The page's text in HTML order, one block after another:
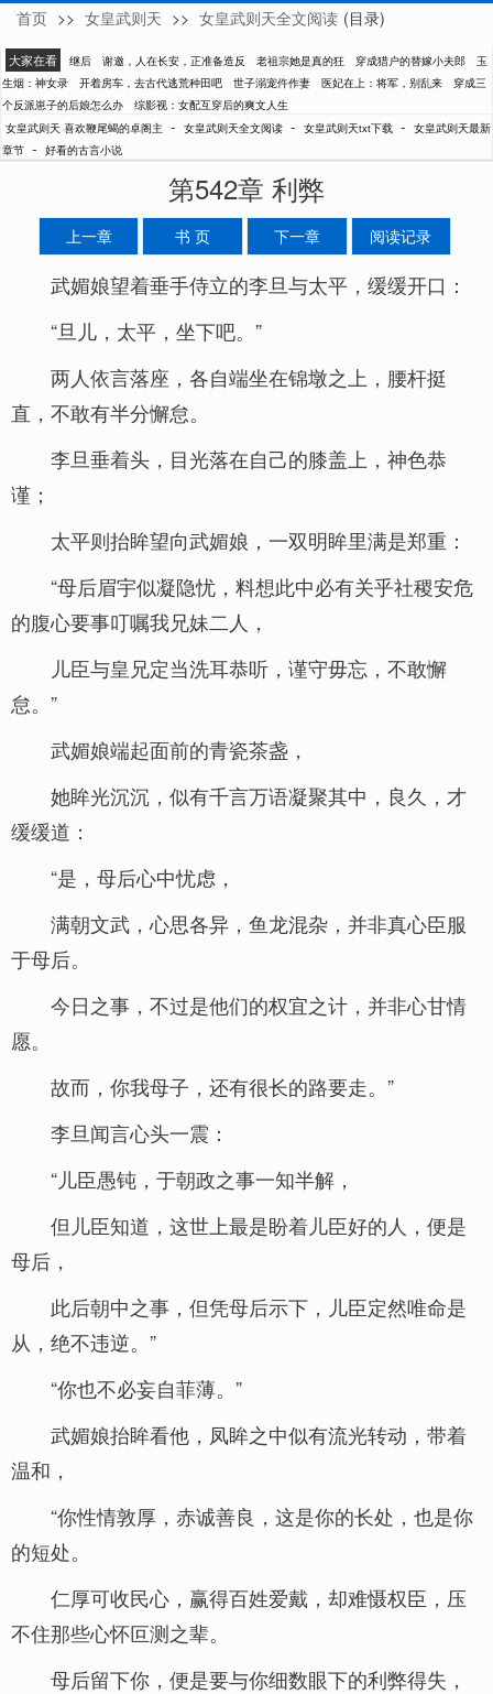
喜欢鞭尾蝎的卓阁主
首页 >> 女皇武则天 >> 女皇武则天全文阅读 (目录)
大家在看 继后 谢邀，人在长安，正准备造反 老祖宗她是真的狂 穿成猎户的替嫁小夫郎
玉
生烟：神女录
开着房车，去古代逃荒种田吧 世子溺宠仵作妻 医妃在上：将军，别乱来
穿成三
个反派崽子的后娘怎么办
综影视：女配互穿后的爽文人生
女皇武则天 喜欢鞭尾蝎的卓阁主 - 女皇武则天全文阅读 - 女皇武则天txt下载 - 女皇武则天最新
章节 - 好看的古言小说
第542章 利弊
上一章 书 页 下一章 阅读记录
武媚娘望着垂手侍立的李旦与太平，缓缓开口：
“旦儿，太平，坐下吧。”
两人依言落座，各自端坐在锦墩之上，腰杆挺
直，不敢有半分懈怠。
李旦垂着头，目光落在自己的膝盖上，神色恭
谨；
太平则抬眸望向武媚娘，一双明眸里满是郑重：
“母后眉宇似凝隐忧，料想此中必有关乎社稷安危
的腹心要事叮嘱我兄妹二人，
儿臣与皇兄定当洗耳恭听，谨守毋忘，不敢懈
怠。”
武媚娘端起面前的青瓷茶盏，
她眸光沉沉，似有千言万语凝聚其中，良久，才
缓缓道：
“是，母后心中忧虑，
满朝文武，心思各异，鱼龙混杂，并非真心臣服
于母后。
今日之事，不过是他们的权宜之计，并非心甘情
愿。
故而，你我母子，还有很长的路要走。”
李旦闻言心头一震：
“儿臣愚钝，于朝政之事一知半解，
但儿臣知道，这世上最是盼着儿臣好的人，便是
母后，
此后朝中之事，但凭母后示下，儿臣定然唯命是
从，绝不违逆。”
“你也不必妄自菲薄。”
武媚娘抬眸看他，凤眸之中似有流光转动，带着
温和，
“你性情敦厚，赤诚善良，这是你的长处，也是你
的短处。
仁厚可收民心，赢得百姓爱戴，却难慑权臣，压
不住那些心怀叵测之辈。
母后留下你，便是要与你细数眼下的利弊得失，